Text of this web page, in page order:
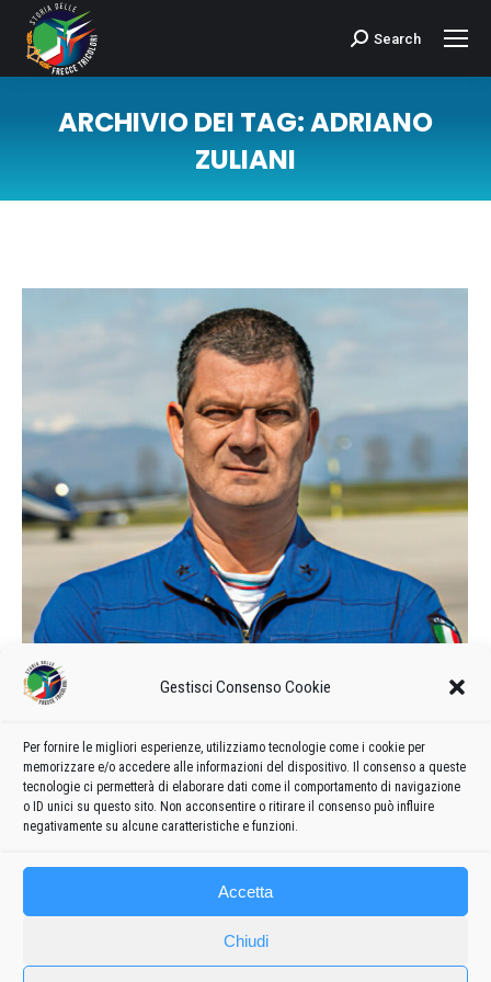
Gestisci Consenso Cookie
Per fornire le migliori esperienze, utilizziamo tecnologie come i cookie per
memorizzare e/o accedere alle informazioni del dispositivo. Il consenso a queste
tecnologie ci permetterà di elaborare dati come il comportamento di navigazione
o ID unici su questo sito. Non acconsentire o ritirare il consenso può influire
negativamente su alcune caratteristiche e funzioni.
Accetta
Chiudi
Cerca:Search
ARCHIVIO DEI TAG:ADRIANO
ZULIANI
Adriano Zuliani
Diadmin8235 14 Febbraio 2022 Lascia un commento